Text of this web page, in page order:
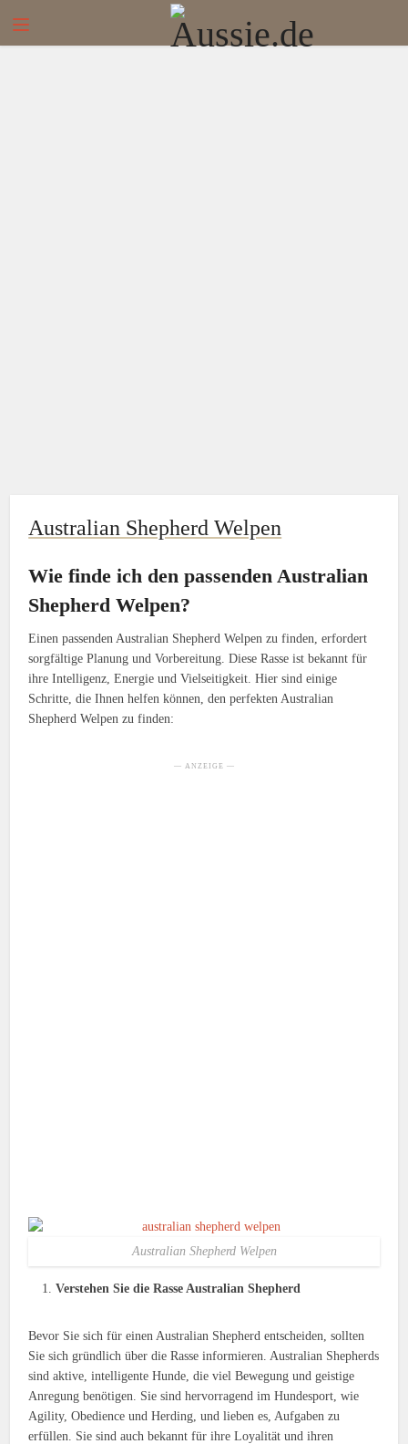
Australian Shepherd Welpen
Wie finde ich den passenden Australian
Shepherd Welpen?
Einen passenden Australian Shepherd Welpen zu finden, erfordert
sorgfältige Planung und Vorbereitung. Diese Rasse ist bekannt für
ihre Intelligenz, Energie und Vielseitigkeit. Hier sind einige
Schritte, die Ihnen helfen können, den perfekten Australian
Shepherd Welpen zu finden:
— ANZEIGE —
Australian Shepherd Welpen
Verstehen Sie die Rasse Australian Shepherd
Bevor Sie sich für einen Australian Shepherd entscheiden, sollten
Sie sich gründlich über die Rasse informieren. Australian Shepherds
sind aktive, intelligente Hunde, die viel Bewegung und geistige
Anregung benötigen. Sie sind hervorragend im Hundesport, wie
Agility, Obedience und Herding, und lieben es, Aufgaben zu
erfüllen. Sie sind auch bekannt für ihre Loyalität und ihren